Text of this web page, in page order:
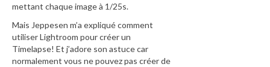
mettant chaque image à 1/25s.
Mais Jeppesen m’a expliqué comment
utiliser Lightroom pour créer un
Timelapse! Et j’adore son astuce car
normalement vous ne pouvez pas créer de